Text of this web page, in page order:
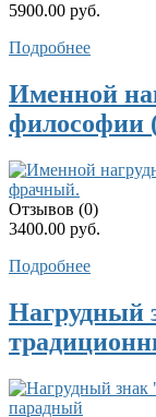
5900.00 руб.
Подробнее
Именной
философии
Отзывов (0)
3400.00 руб.
Подробнее